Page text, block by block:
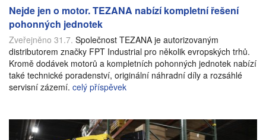
Nejde jen o motor. TEZANA nabízí kompletní řešení
pohonných jednotek
Zveřejněno 31.7. Společnost TEZANA je autorizovaným
distributorem značky FPT Industrial pro několik evropských trhů.
Kromě dodávek motorů a kompletních pohonných jednotek nabízí
také technické poradenství, originální náhradní díly a rozsáhlé
servisní zázemí. celý příspěvek